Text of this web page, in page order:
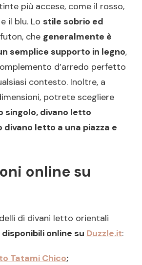
più accese, come il rosso,
il blu. Lo stile sobrio ed
che generalmente è
semplice supporto in legno,
d’arredo perfetto
contesto. Inoltre, a
potrete scegliere
singolo, divano letto
letto a una piazza e
online su
di divani letto orientali
disponibili online su Duzzle.it:
Tatami Chico;